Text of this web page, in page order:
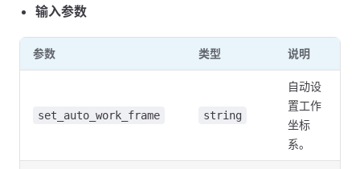
输入参数
参数 类型 说明
set_auto_work_frame string
自动设
置工作
坐标
系。